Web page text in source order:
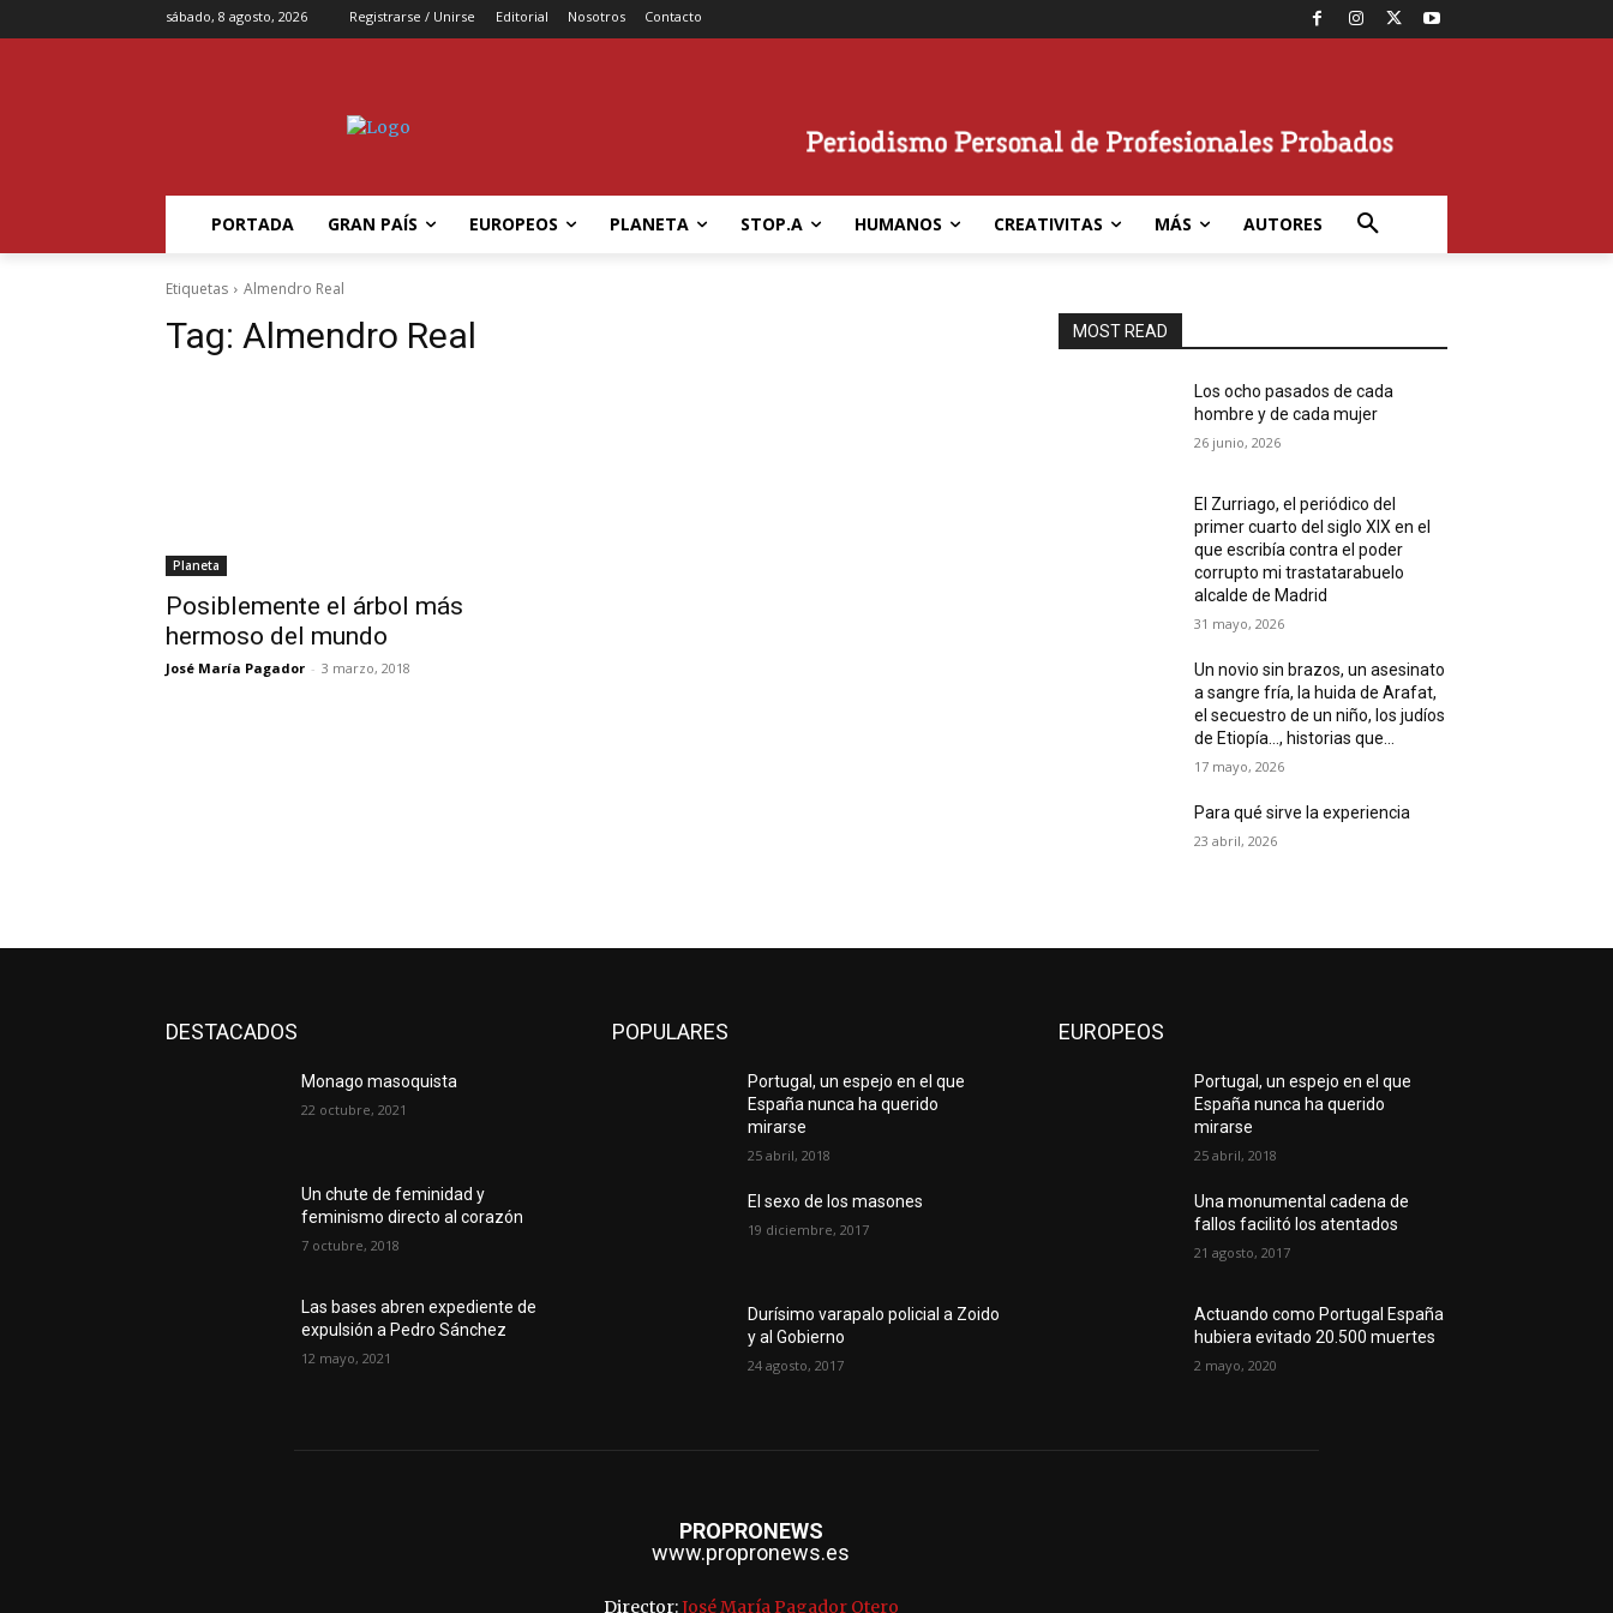
sábado, 8 agosto, 2026 Registrarse / Unirse Editorial Nosotros Contacto
PORTADA GRAN PAÍS EUROPEOS PLANETA STOP.A HUMANOS CREATIVITAS MÁS AUTORES
Etiquetas Almendro Real
Tag: Almendro Real
Planeta
Posiblemente el árbol más
hermoso del mundo
José María Pagador - 3 marzo, 2018
MOST READ
Los ocho pasados de cada
hombre y de cada mujer
26 junio, 2026
El Zurriago, el periódico del
primer cuarto del siglo XIX en el
que escribía contra el poder
corrupto mi trastatarabuelo
alcalde de Madrid
31 mayo, 2026
Un novio sin brazos, un asesinato
a sangre fría, la huida de Arafat,
el secuestro de un niño, los judíos
de Etiopía…, historias que...
17 mayo, 2026
Para qué sirve la experiencia
23 abril, 2026
DESTACADOS
Monago masoquista
22 octubre, 2021
Un chute de feminidad y
feminismo directo al corazón
7 octubre, 2018
Las bases abren expediente de
expulsión a Pedro Sánchez
12 mayo, 2021
POPULARES
Portugal, un espejo en el que
España nunca ha querido
mirarse
25 abril, 2018
El sexo de los masones
19 diciembre, 2017
Durísimo varapalo policial a Zoido
y al Gobierno
24 agosto, 2017
EUROPEOS
Portugal, un espejo en el que
España nunca ha querido
mirarse
25 abril, 2018
Una monumental cadena de
fallos facilitó los atentados
21 agosto, 2017
Actuando como Portugal España
hubiera evitado 20.500 muertes
2 mayo, 2020
PROPRONEWS
www.propronews.es
Director:José María Pagador Otero